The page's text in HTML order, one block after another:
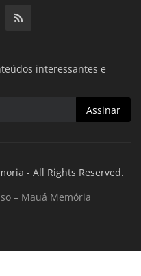
interessantes e
Assinar
- All Rights Reserved.
– Mauá Memória